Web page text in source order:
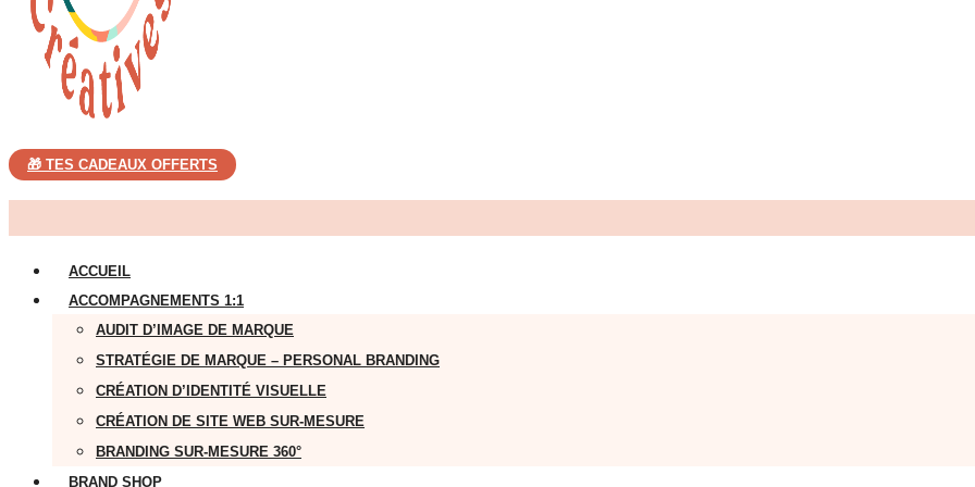
🎁 TES CADEAUX OFFERTS
ACCUEIL
ACCOMPAGNEMENTS 1:1
AUDIT D’IMAGE DE MARQUE
STRATÉGIE DE MARQUE – PERSONAL BRANDING
CRÉATION D’IDENTITÉ VISUELLE
CRÉATION DE SITE WEB SUR-MESURE
BRANDING SUR-MESURE 360°
BRAND SHOP